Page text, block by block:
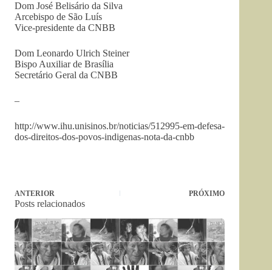
Dom José Belisário da Silva
Arcebispo de São Luís
Vice-presidente da CNBB
Dom Leonardo Ulrich Steiner
Bispo Auxiliar de Brasília
Secretário Geral da CNBB
–
http://www.ihu.unisinos.br/noticias/512995-em-defesa-
dos-direitos-dos-povos-indigenas-nota-da-cnbb
ANTERIOR PRÓXIMO
Posts relacionados